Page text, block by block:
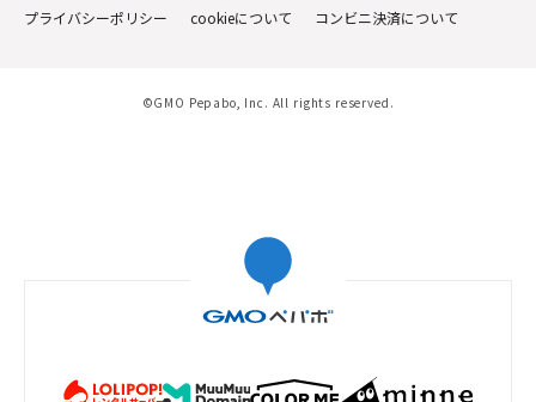
プライバシーポリシー
cookieについて コンビニ決済について
©GMO Pepabo, Inc. All rights reserved.